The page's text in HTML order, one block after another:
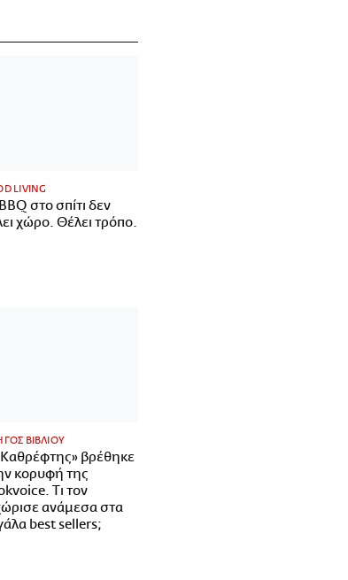
LIVING
στο σπίτι δεν
χώρο. Θέλει τρόπο.
ΒΙΒΛΙΟΥ
βρέθηκε
κορυφή της
Τι τον
ανάμεσα στα
best sellers;